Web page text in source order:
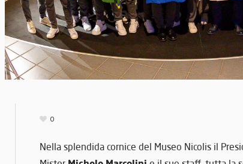
0
Nella splendida cornice del Museo Nicolis il